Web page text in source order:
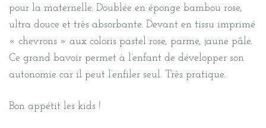
pour la maternelle. Doublée en éponge bambou rose,
ultra douce et très absorbante. Devant en tissu imprimé
« chevrons » aux coloris pastel rose, parme, jaune pâle.
Ce grand bavoir permet à l’enfant de développer son
autonomie car il peut l’enfiler seul. Très pratique.
Bon appétit les kids !